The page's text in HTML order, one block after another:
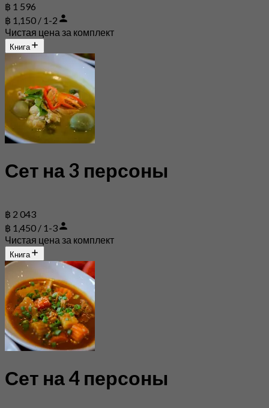
฿ 1 596
฿ 1,150 / 1-2
Чистая цена за комплект
Книга
Сет на 3 персоны
฿ 2 043
฿ 1,450 / 1-3
Чистая цена за комплект
Книга
Сет на 4 персоны